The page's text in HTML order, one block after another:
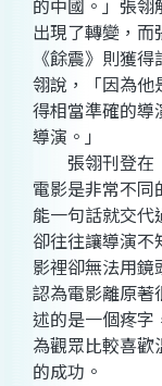
的中國。」張
出現了轉變，而
《餘震》則獲
翎說，「因為他
得相當準確的導
導演。」
張翎刊登在
電影是非常不
能一句話就交代
卻往往讓導演
影裡卻無法用
認為電影離原著
述的是一個疼字
為觀眾比較喜歡
的成功。